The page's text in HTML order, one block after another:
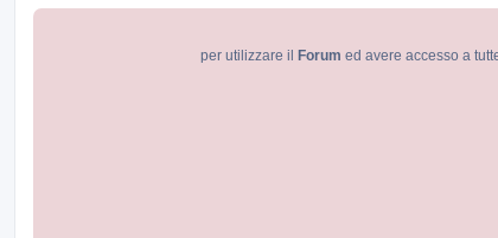
per utilizzare il
Forum ed avere accesso a